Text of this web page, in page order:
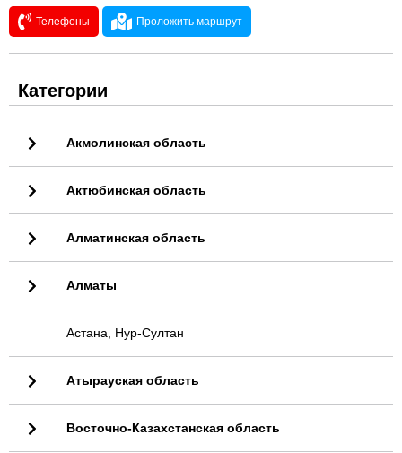
Телефоны Проложить маршрут
Категории
Акмолинская область
Актюбинская область
Алматинская область
Алматы
Астана, Нур-Султан
Атырауская область
Восточно-Казахстанская область